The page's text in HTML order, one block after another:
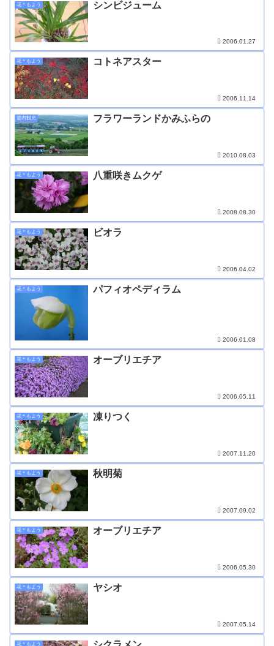
花＊もよう シンビジューム
2006.01.27
花＊もよう コトネアスター
2006.11.14
道内観光 フラワーランドかみふらの
2010.08.03
花＊もよう 八重咲きムクゲ
2008.08.30
花＊もよう ビオラ
2006.04.02
花＊もよう パフィオペディラム
2006.01.08
花＊もよう オーブリエチア
2006.05.11
花＊もよう 凍りつく
2007.11.20
花＊もよう 秋明菊
2007.09.02
花＊もよう オーブリエチア
2006.05.30
花＊もよう ヤシオ
2007.05.14
花＊もよう